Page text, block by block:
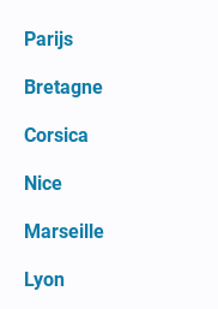
Parijs
Bretagne
Corsica
Nice
Marseille
Lyon